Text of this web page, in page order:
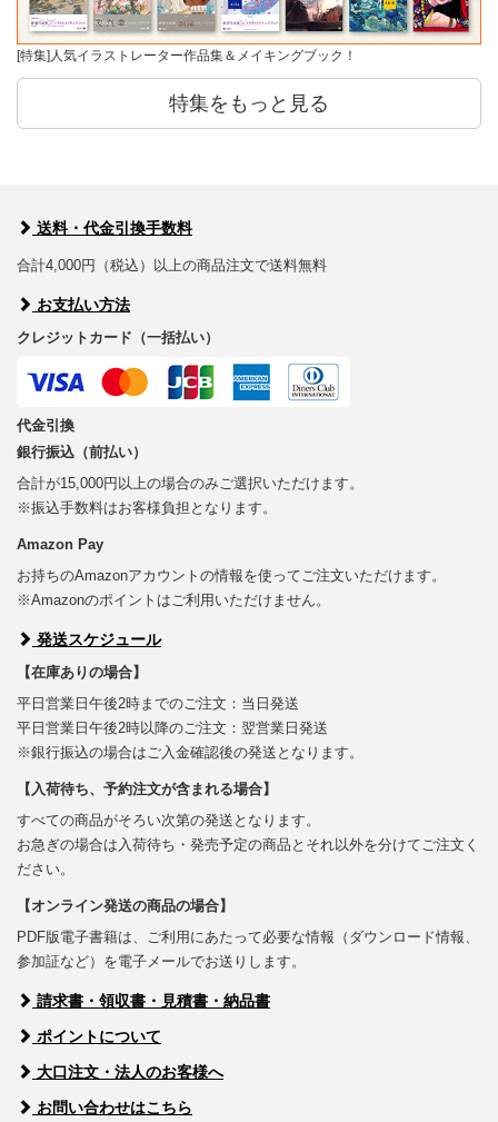
[特集]人気イラストレーター作品集＆メイキングブック！
特集をもっと見る
送料・代金引換手数料
合計4,000円（税込）以上の商品注文で送料無料
お支払い方法
クレジットカード（一括払い）
代金引換
銀行振込（前払い）
合計が15,000円以上の場合のみご選択いただけます。
※振込手数料はお客様負担となります。
Amazon Pay
お持ちのAmazonアカウントの情報を使ってご注文いただけます。
※Amazonのポイントはご利用いただけません。
発送スケジュール
【在庫ありの場合】
平日営業日午後2時までのご注文：当日発送
平日営業日午後2時以降のご注文：翌営業日発送
※銀行振込の場合はご入金確認後の発送となります。
【入荷待ち、予約注文が含まれる場合】
すべての商品がそろい次第の発送となります。
お急ぎの場合は入荷待ち・発売予定の商品とそれ以外を分けてご注文く
ださい。
【オンライン発送の商品の場合】
PDF版電子書籍は、ご利用にあたって必要な情報（ダウンロード情報、
参加証など）を電子メールでお送りします。
請求書・領収書・見積書・納品書
ポイントについて
大口注文・法人のお客様へ
お問い合わせはこちら